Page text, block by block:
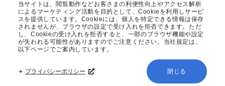
当サイトは、閲覧動作などお客さまの利便性向上やアクセス解析
によるマーケティング活動を目的として、Cookieを利用しサービ
スを提供しています。Cookieには、個人を特定できる情報は保存
されませんが、ブラウザの設定で受け入れを拒否できます。ただ
し、Cookieの受け入れを拒否すると、一部のブラウザ機能や設定
が失われる可能性がありますのでご注意ください。当社規定は、
以下ページでご案内しています。
プライバシーポリシー 閉じる